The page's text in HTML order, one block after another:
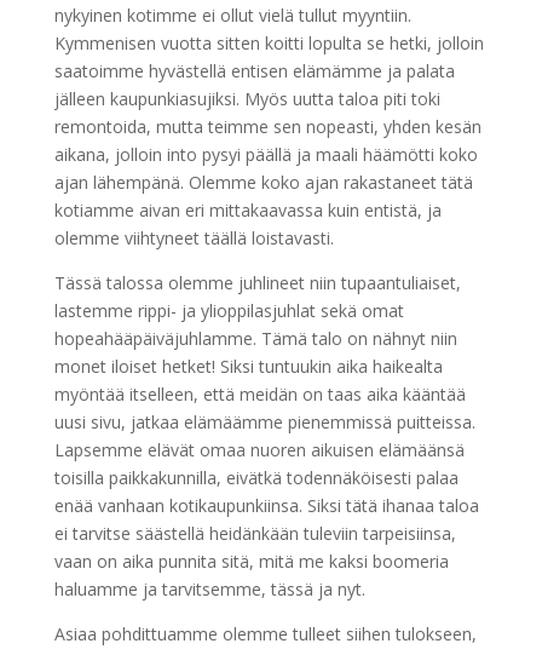
nykyinen kotimme ei ollut vielä tullut myyntiin.
Kymmenisen vuotta sitten koitti lopulta se hetki, jolloin
saatoimme hyvästellä entisen elämämme ja palata
jälleen kaupunkiasujiksi. Myös uutta taloa piti toki
remontoida, mutta teimme sen nopeasti, yhden kesän
aikana, jolloin into pysyi päällä ja maali häämötti koko
ajan lähempänä. Olemme koko ajan rakastaneet tätä
kotiamme aivan eri mittakaavassa kuin entistä, ja
olemme viihtyneet täällä loistavasti.
Tässä talossa olemme juhlineet niin tupaantuliaiset,
lastemme rippi- ja ylioppilasjuhlat sekä omat
hopeahääpäiväjuhlamme. Tämä talo on nähnyt niin
monet iloiset hetket! Siksi tuntuukin aika haikealta
myöntää itselleen, että meidän on taas aika kääntää
uusi sivu, jatkaa elämäämme pienemmissä puitteissa.
Lapsemme elävät omaa nuoren aikuisen elämäänsä
toisilla paikkakunnilla, eivätkä todennäköisesti palaa
enää vanhaan kotikaupunkiinsa. Siksi tätä ihanaa taloa
ei tarvitse säästellä heidänkään tuleviin tarpeisiinsa,
vaan on aika punnita sitä, mitä me kaksi boomeria
haluamme ja tarvitsemme, tässä ja nyt.
Asiaa pohdittuamme olemme tulleet siihen tulokseen,